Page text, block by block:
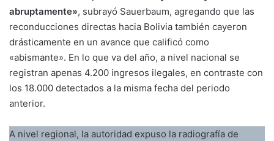
abruptamente», subrayó Sauerbaum, agregando que las
reconducciones directas hacia Bolivia también cayeron
drásticamente en un avance que calificó como
«abismante». En lo que va del año, a nivel nacional se
registran apenas 4.200 ingresos ilegales, en contraste con
los 18.000 detectados a la misma fecha del periodo
anterior.
A nivel regional, la autoridad expuso la radiografía de